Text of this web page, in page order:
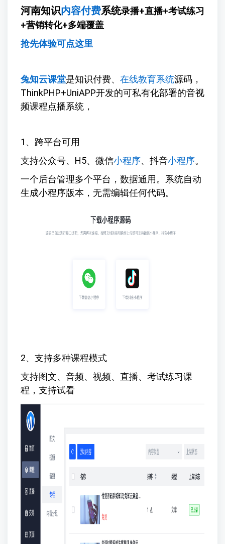
河南知识内容付费系统录播+直播+考试练习
+营销转化+多端覆盖
抢先体验可点这里
兔知云课堂是知识付费、 在线教育系统源码，
ThinkPHP+UniAPP开发的可私有化部署的音视
频课程点播系统，
1、跨平台可用
支持公众号、H5、微信小程序、抖音小程序。
一个后台管理多个平台，数据通用。系统自动
生成小程序版本，无需编辑任何代码。
2、支持多种课程模式
支持图文、音频、视频、直播、考试练习课
程，支持试看